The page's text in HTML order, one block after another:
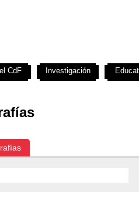
CdF Investigación